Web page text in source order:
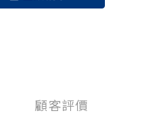
顧客評價